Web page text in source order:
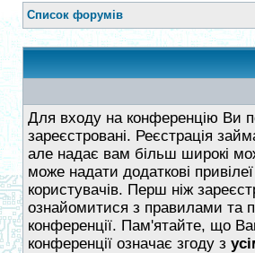
Список форумів
Для входу на конференцію Ви
зареєстровані. Реєстрація
але надає вам більш широкі
може надати додаткові
користувачів. Перш ніж
ознайомитися з правилами та
конференції. Пам'ятайте, що
конференції означає згоду з